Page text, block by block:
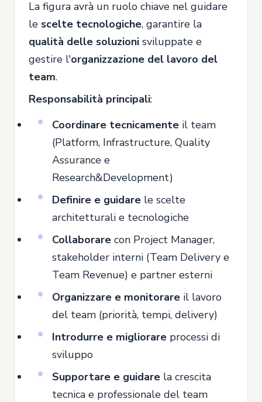
La figura avrà un ruolo chiave nel guidare
le scelte tecnologiche, garantire la
qualità delle soluzioni sviluppate e
gestire l'organizzazione del lavoro del
team.
Responsabilità principali:
Coordinare tecnicamente il team
(Platform, Infrastructure, Quality
Assurance e
Research&Development)
Definire e guidare le scelte
architetturali e tecnologiche
Collaborare con Project Manager,
stakeholder interni (Team Delivery e
Team Revenue) e partner esterni
Organizzare e monitorare il lavoro
del team (priorità, tempi, delivery)
Introdurre e migliorare processi di
sviluppo
Supportare e guidare la crescita
tecnica e professionale del team